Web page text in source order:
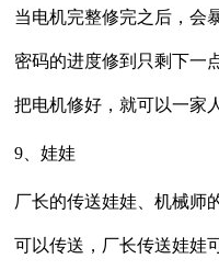
当电机完整修完之后，会
密码的进度修到只剩下一
把电机修好，就可以一家
9、娃娃
厂长的传送娃娃、机械师
可以传送，厂长传送娃娃